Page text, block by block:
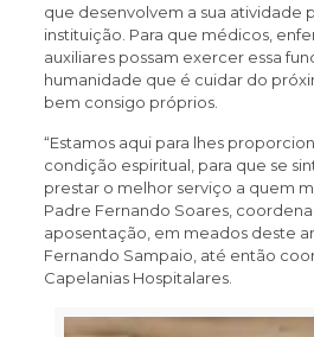
que desenvolvem a sua atividade
instituição. Para que médicos,
auxiliares possam exercer essa
humanidade que é cuidar do
bem consigo próprios.
“Estamos aqui para lhes
condição espiritual, para que se
prestar o melhor serviço a quem
Padre Fernando Soares,
aposentação, em meados deste
Fernando Sampaio, até então
Capelanias Hospitalares.